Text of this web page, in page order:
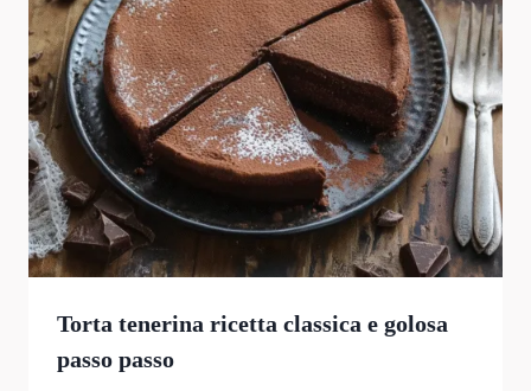
Torta tenerina ricetta classica e golosa
passo passo